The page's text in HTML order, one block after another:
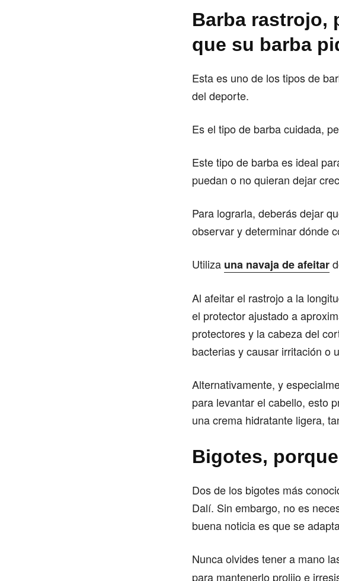
Barba rastrojo,
que su barba
Esta es uno de los tipos de
del deporte.
Es el tipo de barba cuidada,
Este tipo de barba es ideal
puedan o no quieran dejar
Para lograrla, deberás dejar
observar y determinar dónde
Utiliza una navaja de afeitar
Al afeitar el rastrojo a la
el protector ajustado a
protectores y la cabeza del
bacterias y causar irritación o
Alternativamente, y
para levantar el cabello, esto
una crema hidratante ligera,
Bigotes,
Dos de los bigotes más
Dalí. Sin embargo, no es
buena noticia es que se
Nunca olvides tener a mano
para mantenerlo prolijo e